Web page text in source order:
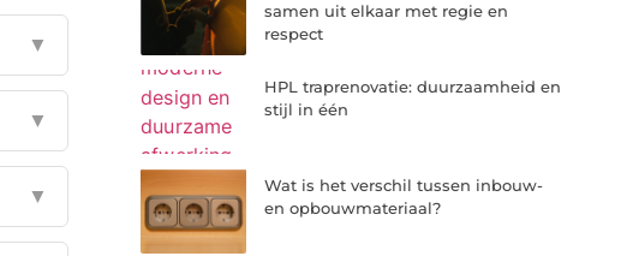
▼
▼
▼
samen uit elkaar met regie en
respect
HPL traprenovatie: duurzaamheid en
stijl in één
Wat is het verschil tussen inbouw-
en opbouwmateriaal?